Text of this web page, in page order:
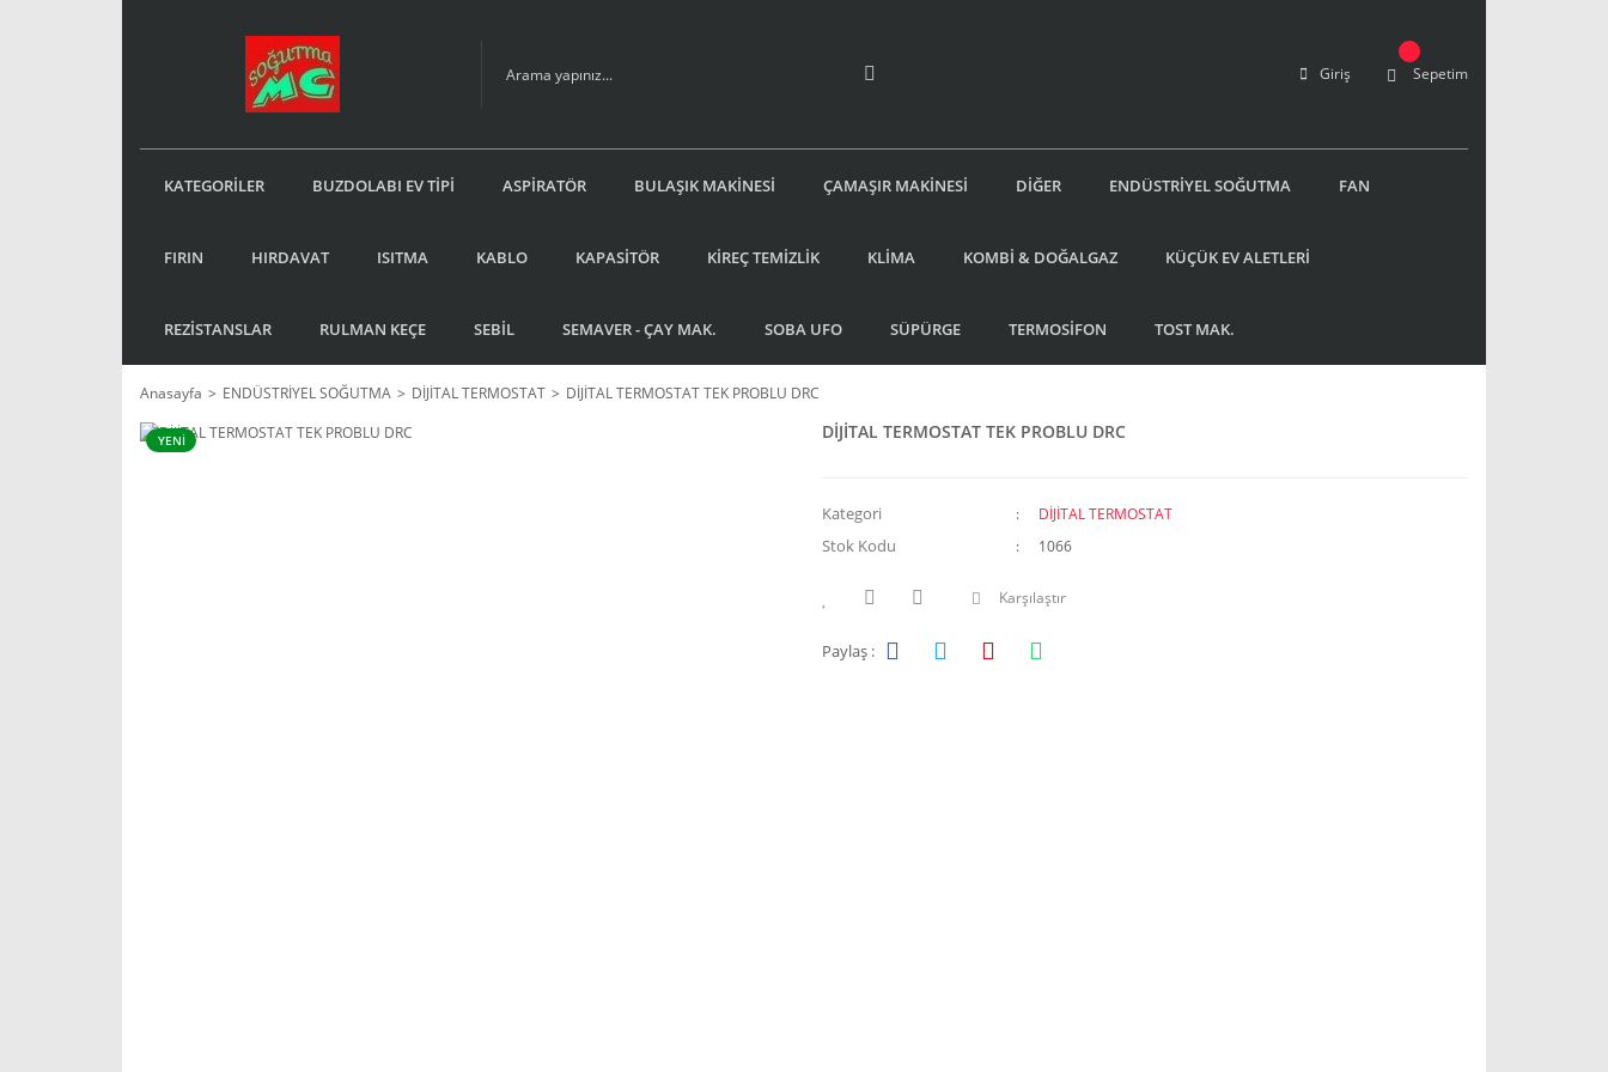
Giriş Sepetim
KATEGORİLER BUZDOLABI EV TİPİ ASPİRATÖR BULAŞIK MAKİNESİ ÇAMAŞIR MAKİNESİ DİĞER ENDÜSTRİYEL SOĞUTMA FAN
FIRIN HIRDAVAT ISITMA KABLO KAPASİTÖR KİREÇ TEMİZLİK KLİMA KOMBİ & DOĞALGAZ KÜÇÜK EV ALETLERİ
REZİSTANSLAR RULMAN KEÇE SEBİL SEMAVER - ÇAY MAK. SOBA UFO SÜPÜRGE TERMOSİFON TOST MAK.
Anasayfa ENDÜSTRİYEL SOĞUTMA DİJİTAL TERMOSTAT DİJİTAL TERMOSTAT TEK PROBLU DRC
YENİ DİJİTAL TERMOSTAT TEK PROBLU DRC
Kategori DİJİTAL TERMOSTAT
Stok Kodu 1066
Karşılaştır
Paylaş :